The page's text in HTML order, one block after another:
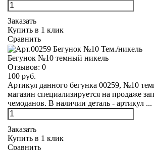
Заказать
Купить в 1 клик
Сравнить
Бегунок №10 темный никель
Отзывов: 0
100 руб.
Артикул данного бегунка 00259, №10
магазин специализируется на продаже
чемоданов. В наличии деталь - артикул ...
Заказать
Купить в 1 клик
Сравнить